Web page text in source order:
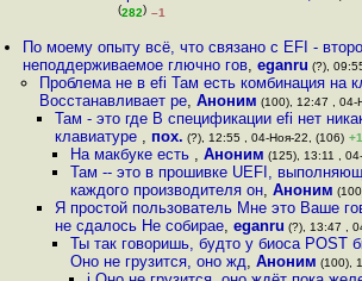
(282) –1
По моему опыту всё, что связано с EFI -
неподдерживаемое глючно гов,eganru (?),
Проблема не в efi Там есть комбинация на
Восстанавливает ре, Аноним (100), 12:47 , 04-
Там - это где В спецификации efi нет
клавиатуре , пох. (?), 12:55 , 04-Ноя-22, (106) +1
На макбуке есть ,Аноним (125), 13:11 ,
Там -- это в прошивке UEFI,
каждого производителя он,Аноним
Я простой пользователь Мне это Ваше
не сдалось Не собирае, eganru (?), 13:47 ,
Ты так говоришь, будто у биоса POST
Оно не грузится, оно жд,Аноним (100),